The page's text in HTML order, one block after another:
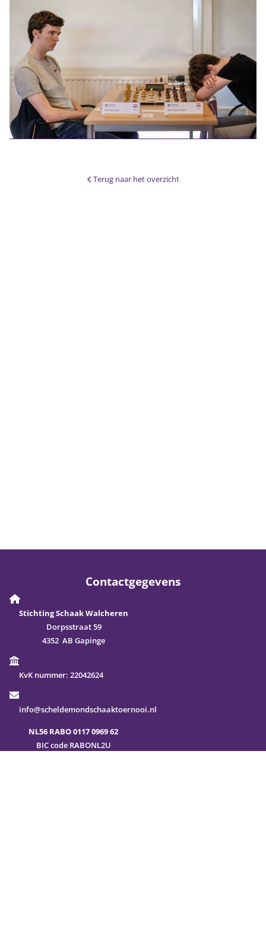
Terug naar het overzicht
Contactgegevens
Stichting Schaak Walcheren
Dorpsstraat 59
4352 AB Gapinge
KvK nummer: 22042624
info@scheldemondschaaktoernooi.nl
NL56 RABO 0117 0969 62
BIC code RABONL2U